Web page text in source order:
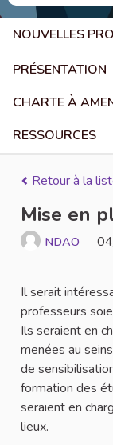
NOUVELLES
PRÉSENTATION
CHARTE À
RESSOURCES
Retour à la
Mise en
NDAO
Il serait
professeurs
Ils seraient en
menées au
de
formation des
seraient en
lieux.